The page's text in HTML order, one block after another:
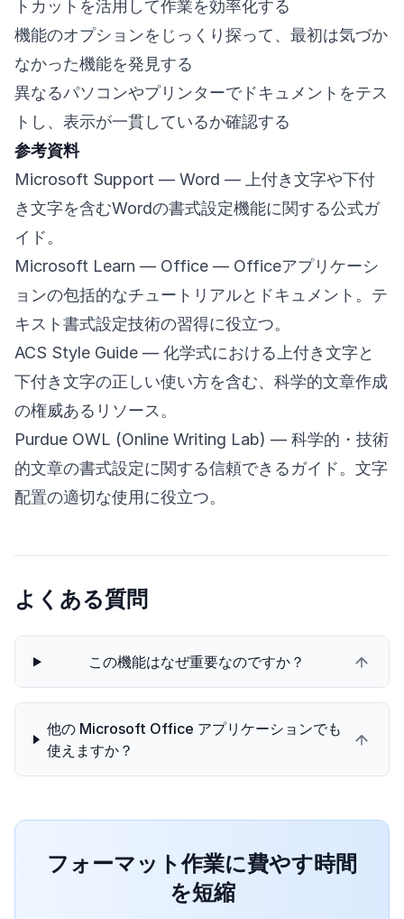
トカットを活用して作業を効率化する
機能のオプションをじっくり探って、最初は気づか
なかった機能を発見する
異なるパソコンやプリンターでドキュメントをテス
トし、表示が一貫しているか確認する
参考資料
Microsoft Support — Word — 上付き文字や下付
き文字を含むWordの書式設定機能に関する公式ガ
イド。
Microsoft Learn — Office — Officeアプリケーシ
ョンの包括的なチュートリアルとドキュメント。テ
キスト書式設定技術の習得に役立つ。
ACS Style Guide — 化学式における上付き文字と
下付き文字の正しい使い方を含む、科学的文章作成
の権威あるリソース。
Purdue OWL (Online Writing Lab) — 科学的・技術
的文章の書式設定に関する信頼できるガイド。文字
配置の適切な使用に役立つ。
よくある質問
この機能はなぜ重要なのですか？
他の Microsoft Office アプリケーションでも
使えますか？
フォーマット作業に費やす時間
を短縮